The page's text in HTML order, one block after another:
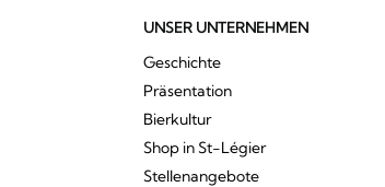
UNSER UNTERNEHMEN
Geschichte
Präsentation
Bierkultur
Shop in St-Légier
Stellenangebote